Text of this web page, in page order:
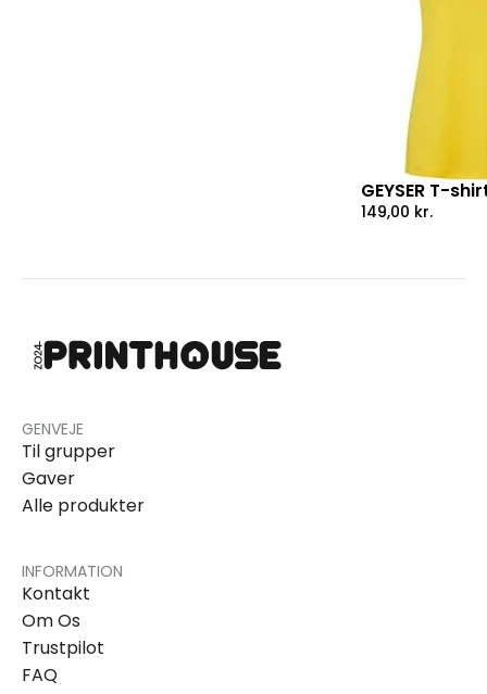
GEYSER T-
149,00 kr.
GENVEJE
Til grupper
Gaver
Alle produkter
INFORMATION
Kontakt
Om Os
Trustpilot
FAQ